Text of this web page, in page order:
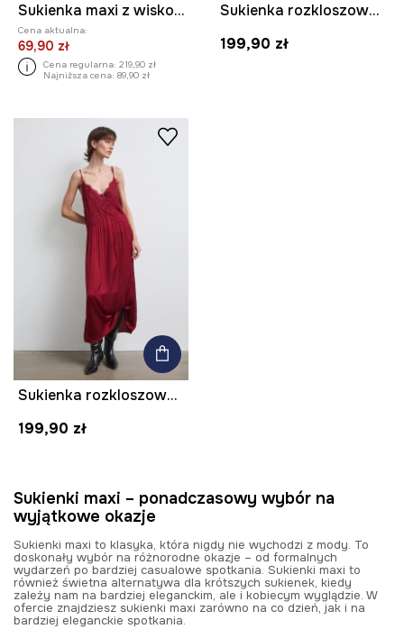
Sukienka maxi z wiskozy
Cena aktualna:
69,90 zł
Cena regularna: 219,90 zł
Najniższa cena: 89,90 zł
Sukienka rozkloszowana z wiskozy z koronką
199,90 zł
Sukienka rozkloszowana z wiskozy z koronką
199,90 zł
Sukienki maxi – ponadczasowy wybór na
wyjątkowe okazje
Sukienki maxi to klasyka, która nigdy nie wychodzi z mody. To
doskonały wybór na różnorodne okazje – od formalnych
wydarzeń po bardziej casualowe spotkania. Sukienki maxi to
również świetna alternatywa dla krótszych sukienek, kiedy
zależy nam na bardziej eleganckim, ale i kobiecym wyglądzie. W
ofercie znajdziesz sukienki maxi zarówno na co dzień, jak i na
bardziej eleganckie spotkania.